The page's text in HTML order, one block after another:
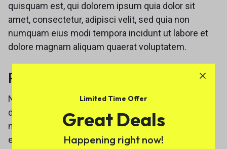
quisquam est, qui dolorem ipsum quia dolor sit
amet, consectetur, adipisci velit, sed quia non
numquam eius modi tempora incidunt ut labore et
dolore magnam aliquam quaerat voluptatem.
Personal Information
Neque porro quisquam est, qui dolorem ipsum quia
dolor sit amet, consectetur, adipisci velit, sed quia
non numquam eius modi tempora incidunt ut labore
et dolore magnam aliquam quaerat voluptatem.
Limited Time Offer
Great Deals
Happening right now!